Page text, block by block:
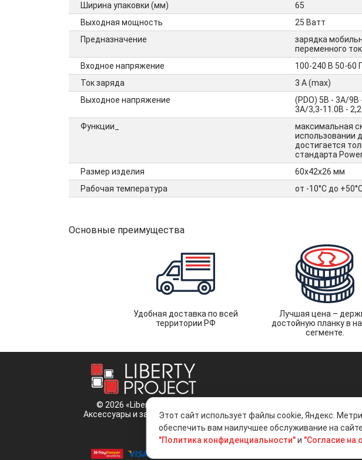
Ширина упаковки (мм)
65
Выходная мощность
25 Ватт
Предназначение
зарядка
переменного
Входное напряжение
100-240 В 50-60
Ток заряда
3 А (max)
Выходное напряжение
(PDO) 5В - 3А/9В
3А/3,3-11.0В -
Функции_
максимальная
использовании
достигается
стандарта
Размер изделия
60х42х26 мм
Рабочая температура
от -10°C до
Основные преимущества
Удобная доставка по всей
территории РФ
Лучшая цена –
достойную планку в
сегменте.
© 2026 «Liberty Project».
Аксессуары и запчасти оптом.
Положение об обработке и защите
персональных данных
Этот сайт использует файлы cookie, Яндекс.
обеспечить вам наилучшее обслуживание на
"Политика конфиденциальности"и "Согласие на